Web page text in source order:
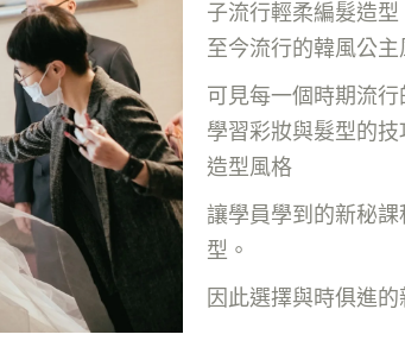
子流行輕柔編髮造
至今流行的韓風公主
可見每一個時期流
學習彩妝與髮型的
造型風格
讓學員學到的新秘
型。
因此選擇與時俱進